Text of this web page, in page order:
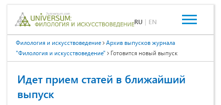
RU | EN
Филология и искусствоведение
Архив выпусков журнала
"Филология и искусствоведение"
Готовится новый выпуск
Идет прием статей в ближайший
выпуск